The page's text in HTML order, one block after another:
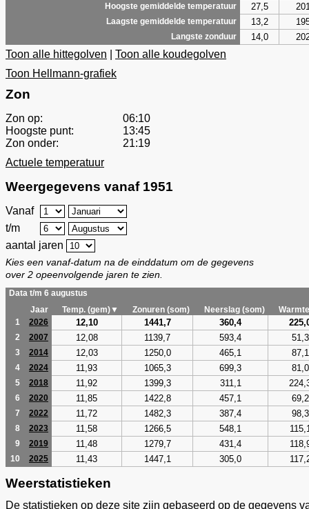
Hoogste gemiddelde temperatuur 27,5
Laagste gemiddelde temperatuur 13,2
Langste zonduur 14,0
Toon alle hittegolven
Toon alle koudegolven
Toon Hellmann-grafiek
Zon
Zon op:
06:10
Hoogste punt:
13:45
Zon onder:
21:19
Actuele temperatuur
Weergegevens vanaf 1951
Vanaf
t/m
aantal jaren
Kies een vanaf-datum na de einddatum om de gegevens
over 2 opeenvolgende jaren te zien.
Data t/m 6 augustus
Jaar
Temp. (gem)▼ Zonuren (som) Neerslag (som)
1
2026 12,10 1441,7 360,4
2 2007 12,08 1139,7 593,4 51,3
3 2014 12,03 1250,0 465,1 87,1
4 2024 11,93 1065,3 699,3 81,0
5 2018 11,92 1399,3 311,1
6 2020 11,85 1422,8 457,1 69,2
7 2022 11,72 1482,3 387,4 98,3
8 2023 11,58 1266,5 548,1
9 2019 11,48 1279,7 431,4
10 2025 11,43 1447,1 305,0
Weerstatistieken
De statistieken op deze site zijn gebaseerd op de gegevens